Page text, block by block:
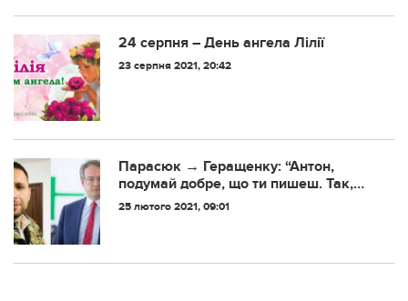
Готується салат досить швидко, без
зайвих...
24 серпня – День ангела Лілії
23 серпня 2021, 20:42
Парасюк → Геращенку: “Антон,
подумай добре, що ти пишеш. Так,
зараз ти – замміністра, але завтра
25 лютого 2021, 09:01